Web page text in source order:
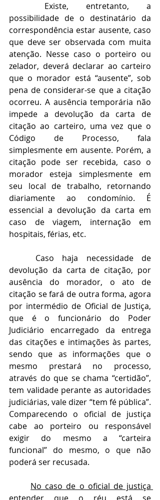
Existe, entretanto, a
possibilidade de o destinatário da
correspondência estar ausente, caso
que deve ser observada com muita
atenção. Nesse caso o porteiro ou
zelador, deverá declarar ao carteiro
que o morador está “ausente”, sob
pena de considerar-se que a citação
ocorreu. A ausência temporária não
impede a devolução da carta de
citação ao carteiro, uma vez que o
Código de Processo, fala
simplesmente em ausente. Porém, a
citação pode ser recebida, caso o
morador esteja simplesmente em
seu local de trabalho, retornando
diariamente ao condomínio. É
essencial a devolução da carta em
caso de viagem, internação em
hospitais, férias, etc.
Caso haja necessidade de
devolução da carta de citação, por
ausência do morador, o ato de
citação se fará de outra forma, agora
por intermédio de Oficial de Justiça,
que é o funcionário do Poder
Judiciário encarregado da entrega
das citações e intimações às partes,
sendo que as informações que o
mesmo prestará no processo,
através do que se chama “certidão”,
tem validade perante as autoridades
judiciárias, vale dizer “tem fé pública”.
Comparecendo o oficial de justiça
cabe ao porteiro ou responsável
exigir do mesmo a “carteira
funcional” do mesmo, o que não
poderá ser recusada.
No caso de o oficial de justiça